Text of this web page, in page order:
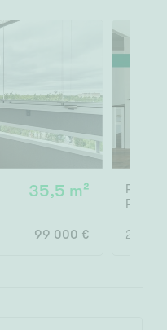
35,5 m²
99 000 € 2h,